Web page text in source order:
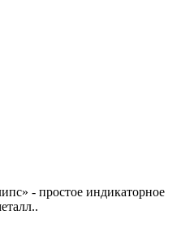
- простое индикаторное